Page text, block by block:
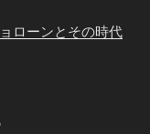
ローンとその時代